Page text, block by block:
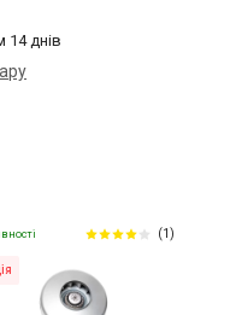
14 днів
(1)